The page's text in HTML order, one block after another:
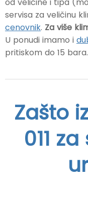
od veličine i tipa
servisa za veličinu
cenovnik. Za više
U ponudi imamo i
pritiskom do 15 bara.
Zašto
011